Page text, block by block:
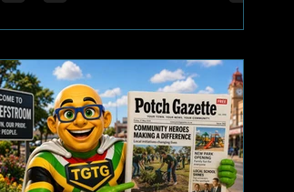
staan bekend vir hul meesleurende
lirieke, unieke humor en wysies wat dae
lang in jou kop bly haak. Die
Piesangskille het die afgelope tyd
radiostasies en stromingsplatforms
landwyd stormgeloop. As jy op soek is
na die